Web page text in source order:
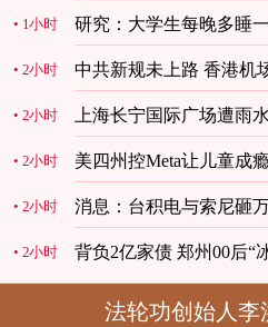
1小时 研究：大学生每晚多睡
2小时 中共新规未上路 香港机
2小时 上海长宁国际广场遭雨
2小时 美四州控Meta让儿童成
2小时 消息：台积电与索尼砸
2小时 背负2亿家债 郑州00后“
法轮功创始人李